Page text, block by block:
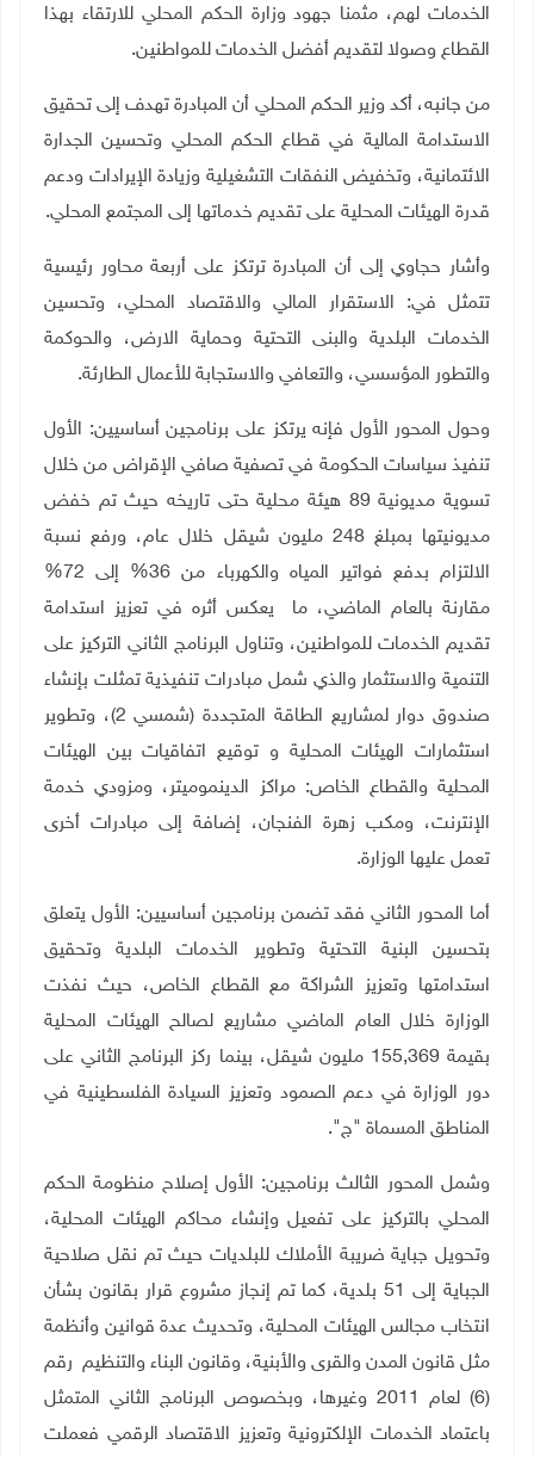
الخدمات لهم، مثمنا جهود وزارة الحكم المحلي للارتقاء بهذا
القطاع وصولا لتقديم أفضل الخدمات للمواطنين.
من جانبه، أكد وزير الحكم المحلي أن المبادرة تهدف إلى تحقيق
الاستدامة المالية في قطاع الحكم المحلي وتحسين الجدارة
الائتمانية، وتخفيض النفقات التشغيلية وزيادة الإيرادات ودعم
قدرة الهيئات المحلية على تقديم خدماتها إلى المجتمع المحلي.
وأشار حجاوي إلى أن المبادرة ترتكز على أربعة محاور رئيسية
تتمثل في: الاستقرار المالي والاقتصاد المحلي، وتحسين
الخدمات البلدية والبنى التحتية وحماية الارض، والحوكمة
والتطور المؤسسي، والتعافي والاستجابة للأعمال الطارئة.
وحول المحور الأول فإنه يرتكز على برنامجين أساسيين: الأول
تنفيذ سياسات الحكومة في تصفية صافي الإقراض من خلال
تسوية مديونية 89 هيئة محلية حتى تاريخه حيث تم خفض
مديونيتها بمبلغ 248 مليون شيقل خلال عام، ورفع نسبة
الالتزام بدفع فواتير المياه والكهرباء من 36% إلى 72%
مقارنة بالعام الماضي، ما يعكس أثره في تعزيز استدامة
تقديم الخدمات للمواطنين، وتناول البرنامج الثاني التركيز على
التنمية والاستثمار والذي شمل مبادرات تنفيذية تمثلت بإنشاء
صندوق دوار لمشاريع الطاقة المتجددة (شمسي 2)، وتطوير
استثمارات الهيئات المحلية و توقيع اتفاقيات بين الهيئات
المحلية والقطاع الخاص: مراكز الدينموميتر، ومزودي خدمة
الإنترنت، ومكب زهرة الفنجان، إضافة إلى مبادرات أخرى
تعمل عليها الوزارة.
أما المحور الثاني فقد تضمن برنامجين أساسيين: الأول يتعلق
بتحسين البنية التحتية وتطوير الخدمات البلدية وتحقيق
استدامتها وتعزيز الشراكة مع القطاع الخاص، حيث نفذت
الوزارة خلال العام الماضي مشاريع لصالح الهيئات المحلية
بقيمة 155,369 مليون شيقل، بينما ركز البرنامج الثاني على
دور الوزارة في دعم الصمود وتعزيز السيادة الفلسطينية في
المناطق المسماة "ج"
.
وشمل المحور الثالث برنامجين: الأول إصلاح منظومة الحكم
المحلي بالتركيز على تفعيل وإنشاء محاكم الهيئات المحلية،
وتحويل جباية ضريبة الأملاك للبلديات حيث تم نقل صلاحية
الجباية إلى 51 بلدية، كما تم إنجاز مشروع قرار بقانون بشأن
انتخاب مجالس الهيئات المحلية، وتحديث عدة قوانين وأنظمة
مثل قانون المدن والقرى والأبنية، وقانون البناء والتنظيم رقم
(6) لعام 2011 وغيرها، وبخصوص البرنامج الثاني المتمثل
باعتماد الخدمات الإلكترونية وتعزيز الاقتصاد الرقمي فعملت